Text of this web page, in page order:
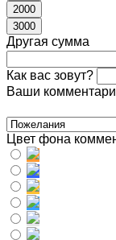
2000
3000
Другая сумма
Как вас зовут?
Ваши
Цвет фона